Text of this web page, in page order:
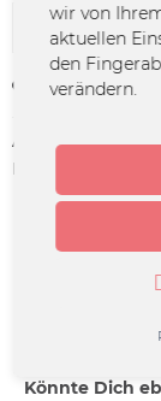
Merken
Artikel-Nr.:
Herstellerinfo:
meistgelesene
Könnte Dich
wir von
aktuellen
den
verändern.